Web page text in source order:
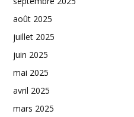
août 2025
juillet 2025
juin 2025
mai 2025
avril 2025
mars 2025